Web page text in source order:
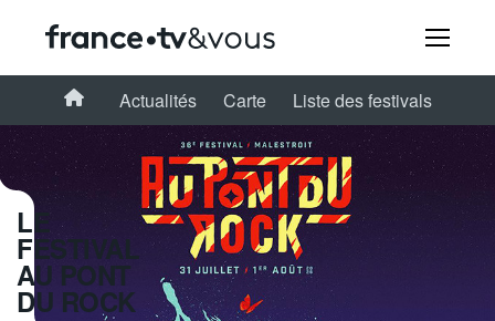
Rechercher
Festivals
Creators
À la une
Accueil
Actualités Carte Liste des festivals
LE
FESTIVAL
AU PONT
DU ROCK